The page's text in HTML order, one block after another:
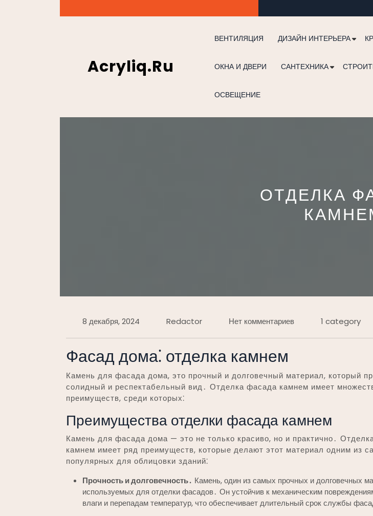
к
Acryliq.ru
ВЕНТИЛЯЦИЯ ДИЗАЙН ИНТЕРЬЕРА
ОКНА И ДВЕРИ САНТЕХНИКА
ОСВЕЩЕНИЕ
ОТДЕЛКА
8 декабря, 2024 Redactor Нет комментариев 1 category
Фасад дома⁚ отделка камнем
Камень для фасада дома, это прочный и долговечный материал, который
солидный и респектабельный вид․ Отделка фасада камнем имеет
преимуществ, среди которых⁚
Преимущества отделки фасада камнем
Камень для фасада дома — это не только красиво, но и практично․
камнем имеет ряд преимуществ, которые делают этот материал одним из
популярных для облицовки зданий⁚
Прочность и долговечность․ Камень, один из самых прочных и долговечных
используемых для отделки фасадов․ Он устойчив к механическим
влаги и перепадам температур, что обеспечивает длительный срок службы